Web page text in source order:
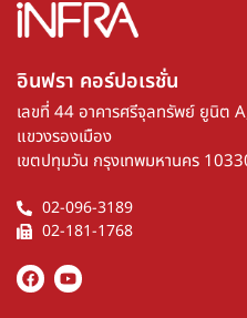
อินฟรา คอร์ปอเรชั่น​
เลขที่ 44 อาคารศรีจุลทรัพย์ ยูนิต
แขวงรองเมือง
เขตปทุมวัน กรุงเทพมหานคร
02-096-3189
02-181-1768